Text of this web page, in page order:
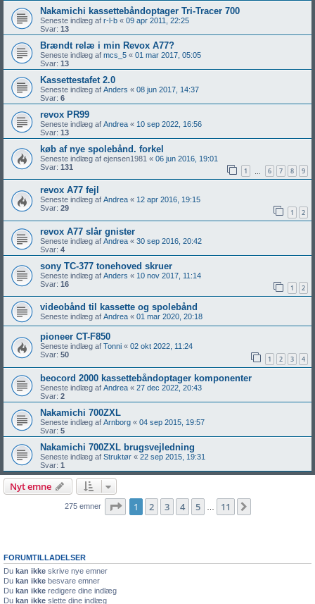
Nakamichi kassettebåndoptager Tri-Tracer 700
Seneste indlæg af r-l-b « 09 apr 2011, 22:25
Svar: 13
Brændt relæ i min Revox A77?
Seneste indlæg af mcs_5 « 01 mar 2017, 05:05
Svar: 13
Kassettestafet 2.0
Seneste indlæg af Anders « 08 jun 2017, 14:37
Svar: 6
revox PR99
Seneste indlæg af Andrea « 10 sep 2022, 16:56
Svar: 13
køb af nye spolebånd. forkel
Seneste indlæg af ejensen1981 « 06 jun 2016, 19:01
Svar: 131 1 6 7 8 9
revox A77 fejl
Seneste indlæg af Andrea « 12 apr 2016, 19:15
Svar: 29 1 2
revox A77 slår gnister
Seneste indlæg af Andrea « 30 sep 2016, 20:42
Svar: 4
sony TC-377 tonehoved skruer
Seneste indlæg af Anders « 10 nov 2017, 11:14
Svar: 16 1 2
videobånd til kassette og spolebånd
Seneste indlæg af Andrea « 01 mar 2020, 20:18
pioneer CT-F850
Seneste indlæg af Tonni « 02 okt 2022, 11:24
Svar: 50 1 2 3 4
beocord 2000 kassettebåndoptager komponenter
Seneste indlæg af Andrea « 27 dec 2022, 20:43
Svar: 2
Nakamichi 700ZXL
Seneste indlæg af Arnborg « 04 sep 2015, 19:57
Svar: 5
Nakamichi 700ZXL brugsvejledning
Seneste indlæg af Struktør « 22 sep 2015, 19:31
Svar: 1
Nyt emne
275 emner Side af 11
1 2 3 4 5 11
FORUMTILLADELSER
Du kan ikke skrive nye emner
Du kan ikke besvare emner
Du kan ikke redigere dine indlæg
Du kan ikke slette dine indlæg